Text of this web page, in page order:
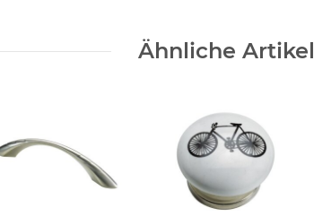
Ähnliche Artikel